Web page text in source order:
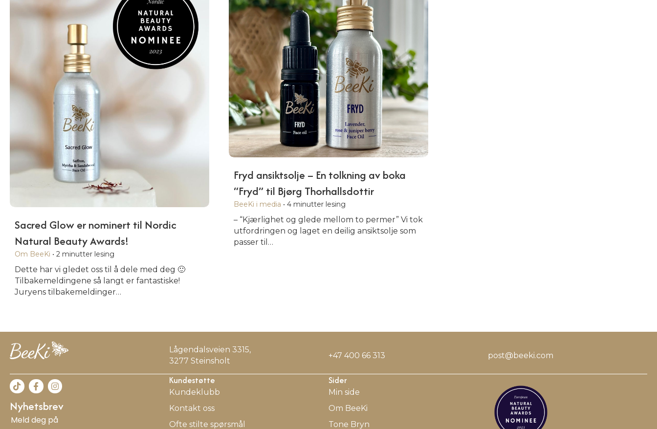
Sacred Glow er nominert til Nordic
Natural Beauty Awards!
Om BeeKi • 2 minutter lesing
Dette har vi gledet oss til å dele med deg 🙂
Tilbakemeldingene så langt er fantastiske!
Juryens tilbakemeldinger…
Fryd ansiktsolje – En tolkning av boka
“Fryd” til Bjørg Thorhallsdottir
BeeKi i media • 4 minutter lesing
– “Kjærlighet og glede mellom to permer” Vi tok
utfordringen og laget en deilig ansiktsolje som
passer til…
Lågendalsveien 3315,
3277 Steinsholt
+47 400 66 313 post@beeki.com
Beeki på Facebook
Beeki på Instagram
Nyhetsbrev
Meld deg på
Kundestøtte
Kundeklubb
Kontakt oss
Ofte stilte spørsmål
Sider
Min side
Om BeeKi
Tone Bryn